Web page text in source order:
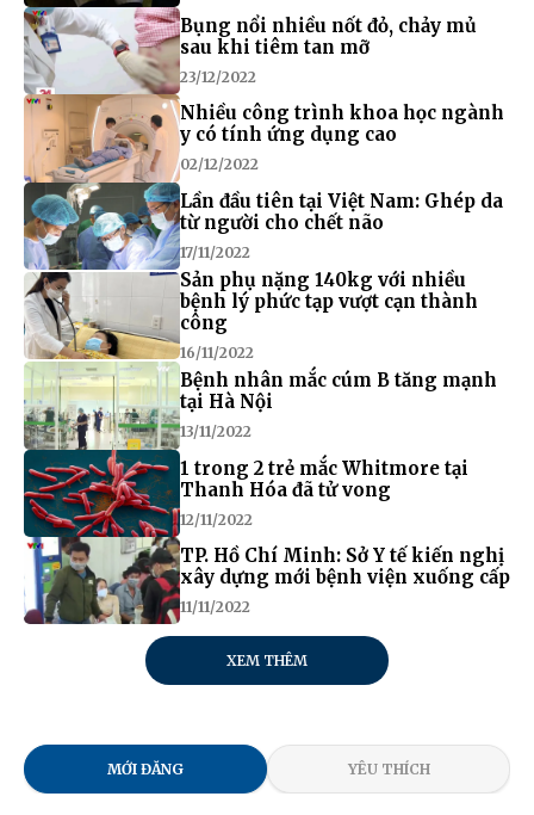
Bụng nổi nhiều nốt đỏ, chảy mủ
sau khi tiêm tan mỡ
23/12/2022
Nhiều công trình khoa học ngành
y có tính ứng dụng cao
02/12/2022
Lần đầu tiên tại Việt Nam: Ghép da
từ người cho chết não
17/11/2022
Sản phụ nặng 140kg với nhiều
bệnh lý phức tạp vượt cạn thành
công
16/11/2022
Bệnh nhân mắc cúm B tăng mạnh
tại Hà Nội
13/11/2022
1 trong 2 trẻ mắc Whitmore tại
Thanh Hóa đã tử vong
12/11/2022
TP. Hồ Chí Minh: Sở Y tế kiến nghị
xây dựng mới bệnh viện xuống cấp
11/11/2022
XEM THÊM
MỚI ĐĂNG YÊU THÍCH